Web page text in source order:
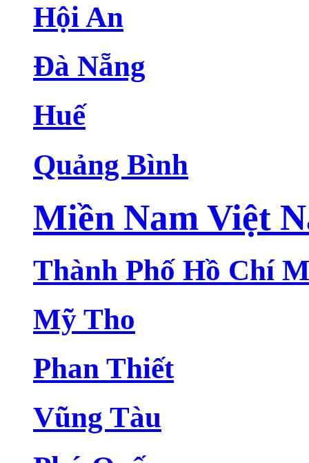
Hội An
Đà Nẵng
Huế
Quảng Bình
Miền Nam Việt
Thành Phố Hồ Chí
Mỹ Tho
Phan Thiết
Vũng Tàu